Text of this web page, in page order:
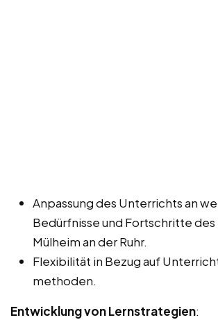
Anpassung des Unterrichts an
Bedürfnisse und Fortschritte des
Mülheim an der Ruhr.
Flexibilität in Bezug auf
methoden.
Entwicklung von Lernstrategien: